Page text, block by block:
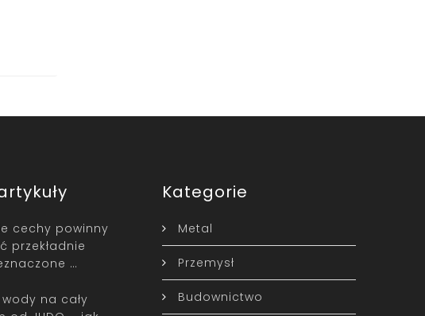
cechy powinny
przekładnie
…
wody na cały
Kategorie
Metal
Przemysł
Budownictwo